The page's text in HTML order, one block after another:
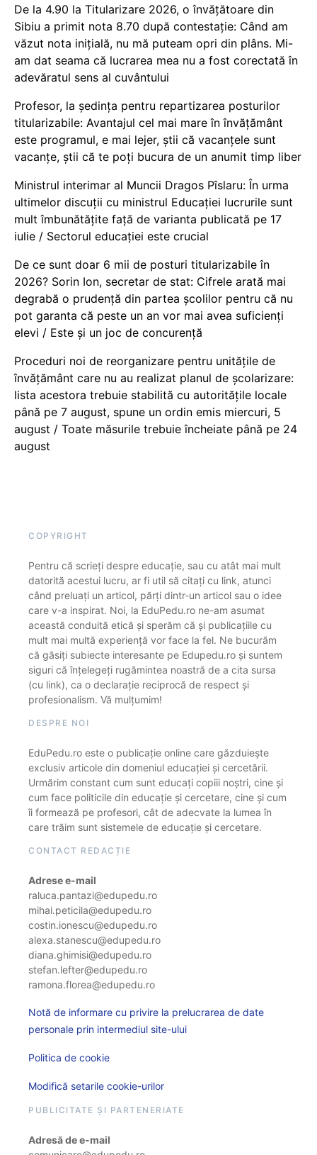
De la 4.90 la Titularizare 2026, o învățătoare din
Sibiu a primit nota 8.70 după contestație: Când am
văzut nota inițială, nu mă puteam opri din plâns. Mi-
am dat seama că lucrarea mea nu a fost corectată în
adevăratul sens al cuvântului
Profesor, la ședința pentru repartizarea posturilor
titularizabile: Avantajul cel mai mare în învățământ
este programul, e mai lejer, știi că vacanțele sunt
vacanţe, știi că te poți bucura de un anumit timp liber
Ministrul interimar al Muncii Dragos Pîslaru: În urma
ultimelor discuții cu ministrul Educației lucrurile sunt
mult îmbunătățite față de varianta publicată pe 17
iulie / Sectorul educației este crucial
De ce sunt doar 6 mii de posturi titularizabile în
2026? Sorin Ion, secretar de stat: Cifrele arată mai
degrabă o prudență din partea școlilor pentru că nu
pot garanta că peste un an vor mai avea suficienți
elevi / Este și un joc de concurență
Proceduri noi de reorganizare pentru unitățile de
învățământ care nu au realizat planul de școlarizare:
lista acestora trebuie stabilită cu autoritățile locale
până pe 7 august, spune un ordin emis miercuri, 5
august / Toate măsurile trebuie încheiate până pe 24
august
COPYRIGHT
Pentru că scrieți despre educație, sau cu atât mai mult
datorită acestui lucru, ar fi util să citați cu link, atunci
când preluați un articol, părți dintr-un articol sau o idee
care v-a inspirat. Noi, la EduPedu.ro ne-am asumat
această conduită etică și sperăm că și publicațiile cu
mult mai multă experiență vor face la fel. Ne bucurăm
că găsiți subiecte interesante pe Edupedu.ro și suntem
siguri că înțelegeți rugămintea noastră de a cita sursa
(cu link), ca o declarație reciprocă de respect și
profesionalism. Vă mulțumim!
DESPRE NOI
EduPedu.ro este o publicație online care găzduiește
exclusiv articole din domeniul educației și cercetării.
Urmărim constant cum sunt educați copiii noștri, cine și
cum face politicile din educație și cercetare, cine și cum
îi formează pe profesori, cât de adecvate la lumea în
care trăim sunt sistemele de educație și cercetare.
CONTACT REDACȚIE
Adrese e-mail
raluca.pantazi@edupedu.ro
mihai.peticila@edupedu.ro
costin.ionescu@edupedu.ro
alexa.stanescu@edupedu.ro
diana.ghimisi@edupedu.ro
stefan.lefter@edupedu.ro
ramona.florea@edupedu.ro
Notă de informare cu privire la prelucrarea de date
personale prin intermediul site-ului
Politica de cookie
Modifică setarile cookie-urilor
PUBLICITATE ȘI PARTENERIATE
Adresă de e-mail